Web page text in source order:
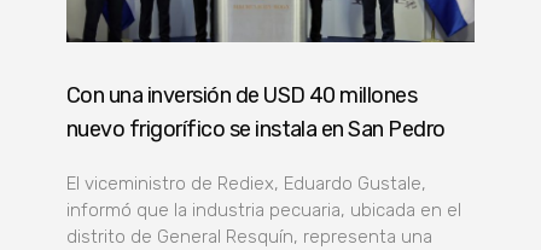
Con una inversión de USD 40 millones
nuevo frigorífico se instala en San Pedro
El viceministro de Rediex, Eduardo Gustale,
informó que la industria pecuaria, ubicada en el
distrito de General Resquín, representa una